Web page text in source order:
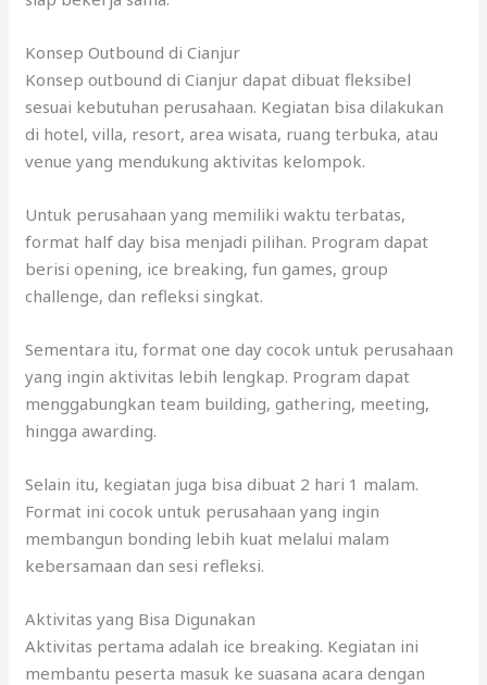
Konsep Outbound di Cianjur
Konsep outbound di Cianjur dapat dibuat fleksibel
sesuai kebutuhan perusahaan. Kegiatan bisa dilakukan
di hotel, villa, resort, area wisata, ruang terbuka, atau
venue yang mendukung aktivitas kelompok.
Untuk perusahaan yang memiliki waktu terbatas,
format half day bisa menjadi pilihan. Program dapat
berisi opening, ice breaking, fun games, group
challenge, dan refleksi singkat.
Sementara itu, format one day cocok untuk perusahaan
yang ingin aktivitas lebih lengkap. Program dapat
menggabungkan team building, gathering, meeting,
hingga awarding.
Selain itu, kegiatan juga bisa dibuat 2 hari 1 malam.
Format ini cocok untuk perusahaan yang ingin
membangun bonding lebih kuat melalui malam
kebersamaan dan sesi refleksi.
Aktivitas yang Bisa Digunakan
Aktivitas pertama adalah ice breaking. Kegiatan ini
membantu peserta masuk ke suasana acara dengan